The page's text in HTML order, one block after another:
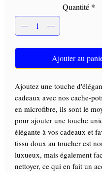
Quantité *
Ajouter au
Ajoutez une touche
cadeaux avec nos cache-
en microfibre, ils sont le
pour ajouter une touche
élégante à vos cadeaux et
tissu doux au toucher est
luxueux, mais également
nettoyer, ce qui en fait un